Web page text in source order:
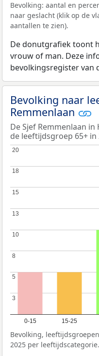
Bevolking: aantal en
naar geslacht (klik op de
aantallen te zien).
De donutgrafiek toont
vrouw of man. Deze
bevolkingsregister van
Bevolking naar
Remmenlaan
De Sjef Remmenlaan
de leeftijdsgroep 65+ in
0-15 15-25
3
3
5
5
8
8
10
10
13
13
15
15
18
18
20
20
Bevolking,
2025 per leeftijdscategorie.